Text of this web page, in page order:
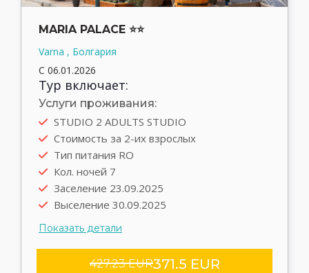
MARIA PALACE ⭐⭐
Varna , Болгария
С 06.01.2026
Тур включает:
Услуги проживания:
STUDIO 2 ADULTS STUDIO
Стоимость за 2-их взрослых
Тип питания RO
Кол. ночей 7
Заселение 23.09.2025
Выселение 30.09.2025
Показать детали
Выезд туда 22.09.2025
427.23 EUR371.5 EUR